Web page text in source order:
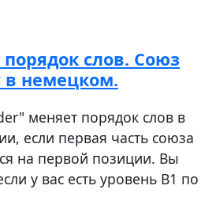
слов. Союз
в немецком.
меняет порядок слов в
если первая часть союза
на первой позиции. Вы
у вас есть уровень В1 по